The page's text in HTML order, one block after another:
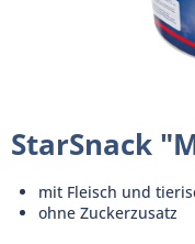
StarSnack
mit Fleisch und
ohne Zuckerzusatz